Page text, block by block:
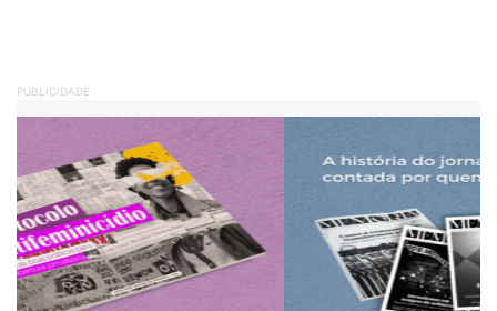
PUBLICIDADE